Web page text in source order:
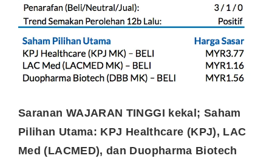
Saranan WAJARAN TINGGI kekal; Saham
Pilihan Utama: KPJ Healthcare (KPJ), LAC
Med (LACMED), dan Duopharma Biotech